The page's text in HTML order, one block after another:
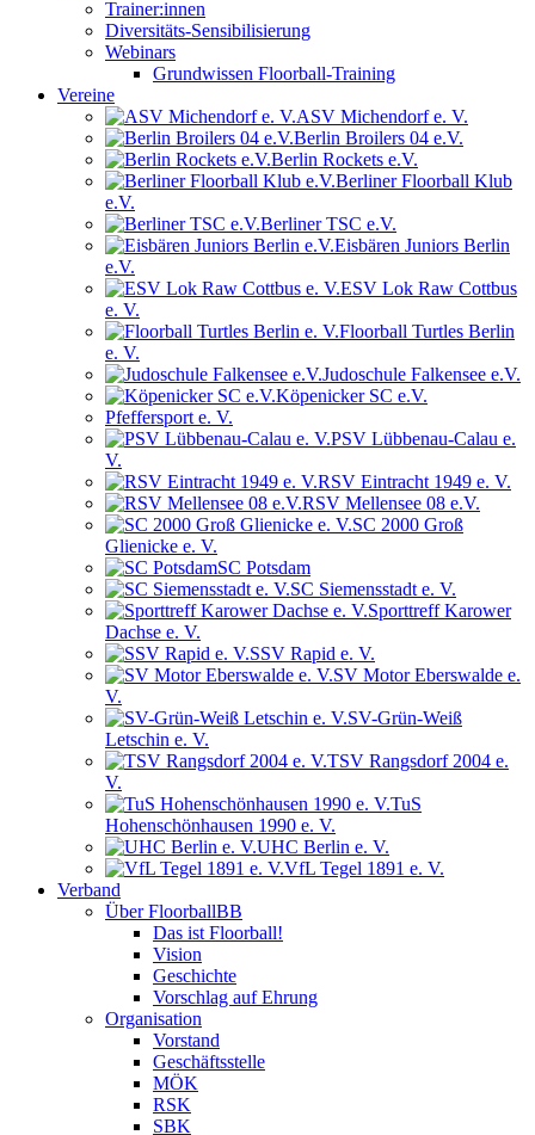
Trainer:innen
Diversitäts-Sensibilisierung
Webinars
Grundwissen Floorball-Training
Vereine
ASV Michendorf e. V.
Berlin Broilers 04 e.V.
Berlin Rockets e.V.
Berliner Floorball Klub
e.V.
Berliner TSC e.V.
Eisbären Juniors Berlin
e.V.
ESV Lok Raw Cottbus
e. V.
Floorball Turtles Berlin
e. V.
Judoschule Falkensee e.V.
Köpenicker SC e.V.
Pfeffersport e. V.
PSV Lübbenau-Calau e.
V.
RSV Eintracht 1949 e. V.
RSV Mellensee 08 e.V.
SC 2000 Groß
Glienicke e. V.
SC Potsdam
SC Siemensstadt e. V.
Sporttreff Karower
Dachse e. V.
SSV Rapid e. V.
SV Motor Eberswalde e.
V.
SV-Grün-Weiß
Letschin e. V.
TSV Rangsdorf 2004 e.
V.
TuS
Hohenschönhausen 1990 e. V.
UHC Berlin e. V.
VfL Tegel 1891 e. V.
Verband
Über FloorballBB
Das ist Floorball!
Vision
Geschichte
Vorschlag auf Ehrung
Organisation
Vorstand
Geschäftsstelle
MÖK
RSK
SBK